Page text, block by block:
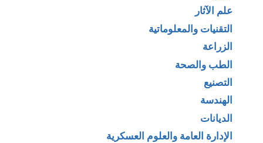
علم الآثار
التقنيات والمعلوماتية
الزراعة
الطب والصحة
التصنيع
الهندسة
الديانات
الإدارة العامة والعلوم العسكرية